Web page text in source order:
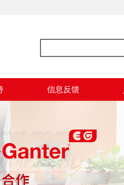
信息反馈